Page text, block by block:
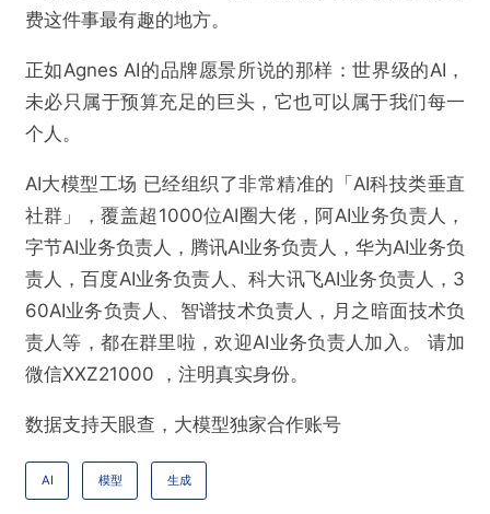
费这件事最有趣的地方。
正如Agnes AI的品牌愿景所说的那样：世界级的AI，
未必只属于预算充足的巨头，它也可以属于我们每一
个人。
AI大模型工场 已经组织了非常精准的「AI科技类垂直
社群」，覆盖超1000位AI圈大佬，阿AI业务负责人，
字节AI业务负责人，腾讯AI业务负责人，华为AI业务负
责人，百度AI业务负责人、科大讯飞AI业务负责人，3
60AI业务负责人、智谱技术负责人，月之暗面技术负
责人等，都在群里啦，欢迎AI业务负责人加入。 请加
微信XXZ21000 ，注明真实身份。
数据支持天眼查，大模型独家合作账号
AI 模型 生成